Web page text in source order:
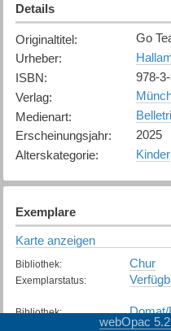
Details
Originaltitel:
Go
Urheber:
ISBN:
978-
Verlag:
Medienart:
Erscheinungsjahr:
2025
Alterskategorie: Kinder
Exemplare
Karte anzeigen
Bibliothek: Chur
Exemplarstatus:
Bibliothek:
Nicht
webOpac